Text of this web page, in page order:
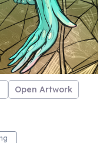
Open Artwork